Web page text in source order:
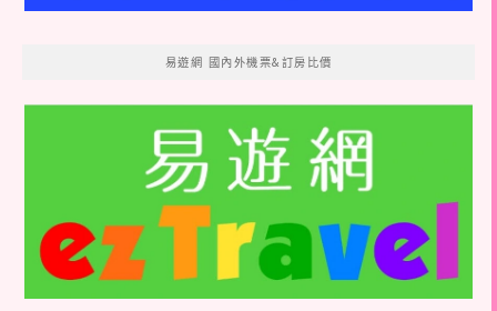
易遊網 國內外機票&訂房比價